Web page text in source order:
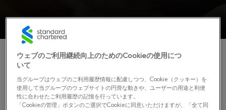
スタンダードチャータード証券
株式会社の概要
ウェブのご利用継続向上のためのCookieの使用につ
いて
当グループはウェブのご利用履歴情報に配慮しつつ、Cookie（クッキー）を
使用して当グループのウェブサイトの円滑な動きや、ユーザーの用途と利便
性に合わせたご利用履歴の記憶を行っています。
「Cookieの管理」ボタンのご選択でCookieに同意いただけますが、「全て同